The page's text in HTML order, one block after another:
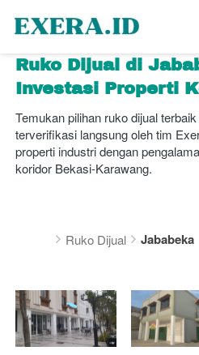
Ruko Dijual di
Investasi Properti
Temukan pilihan ruko dijual
terverifikasi langsung oleh tim
properti industri dengan
koridor Bekasi-Karawang.
Ruko Dijual Jababeka